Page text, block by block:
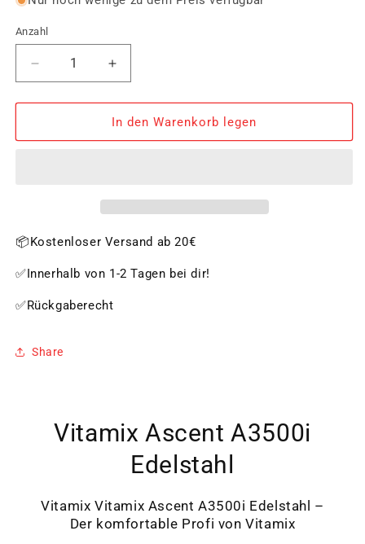
Anzahl
Verringere
die
Menge
Vitamix
Erhöhe
die
Menge
für
Vitamix
In den Warenkorb legen
📦Kostenloser Versand ab 20€
✅Innerhalb von 1-2 Tagen bei dir!
✅Rückgaberecht
Share
Vitamix Ascent A3500i
Edelstahl
Vitamix Vitamix Ascent A3500i Edelstahl –
Der komfortable Profi von Vitamix